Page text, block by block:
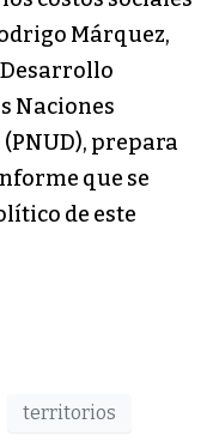
Márquez,
Naciones
prepara
que se
de este
territorios